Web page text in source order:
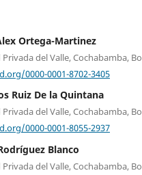
Ortega-Martinez
del Valle, Cochabamba,
0000-0001-8702-3405
Ruiz De la Quintana
del Valle, Cochabamba,
0000-0001-8055-2937
Blanco
del Valle, Cochabamba,